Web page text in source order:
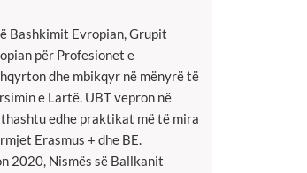
Bashkimit Evropian, Grupit
për Profesionet e
dhe mbikqyr në mënyrë të
e Lartë. UBT vepron në
edhe praktikat më të mira
Erasmus + dhe BE.
2020, Nismës së Ballkanit